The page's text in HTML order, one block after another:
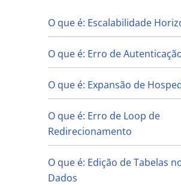
O que é: Escalabilidade
O que é: Erro de
O que é: Expansão de
O que é: Erro de Loop de
Redirecionamento
O que é: Edição de Tabelas
Dados